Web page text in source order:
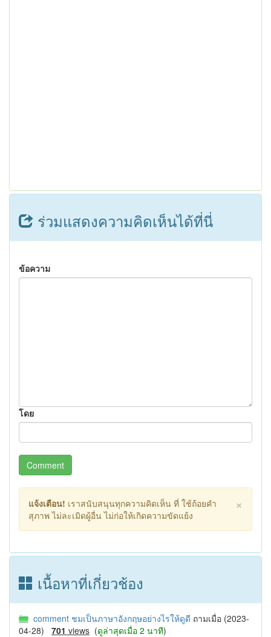
ร่วมแสดงความคิดเห็นได้ที่นี่
ข้อความ
โดย
Comment
×
แจ้งเตือน! เราสนับสนุนทุกความคิดเห็น ที่ ใช้ถ้อยคำ
สุภาพ ไม่ละเมิดผู้อื่น ไม่ก่อให้เกิดความขัดแย้ง
เนื้อหาที่เกี่ยวช้อง
comment ชมเป็นภาษาอังกฤษอย่างไรให้ดูดี ถามเมื่อ (2023-
04-28) 701 views (ดูล่าสุดเมื่อ 2 นาที)